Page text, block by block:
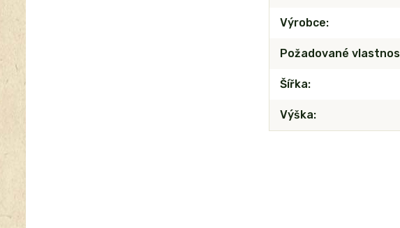
Výrobce
Požadované
Šířka
Výška